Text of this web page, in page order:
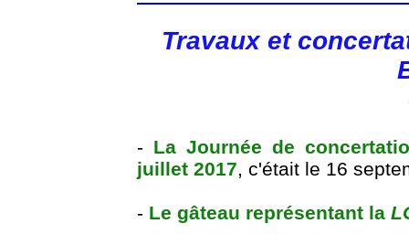
Travaux et
- La Journée de
juillet 2017, c'était le 16
- Le gâteau représentant la